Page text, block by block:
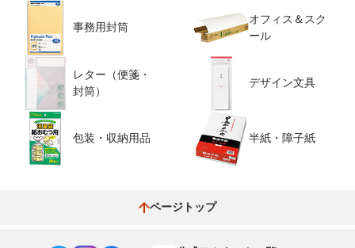
事務用封筒
オフィス＆スク
ール
レター（便箋・
封筒）
デザイン文具
包装・収納用品 半紙・障子紙
ページトップ